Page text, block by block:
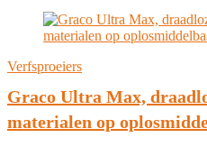
Verfsproeiers
Graco Ultra Max,
materialen op